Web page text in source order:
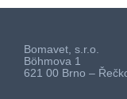
Bomavet, s.r.o.
Böhmova 1
621 00 Brno –